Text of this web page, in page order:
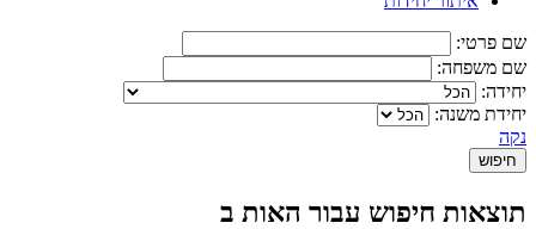
שם פרטי:
שם משפחה:
יחידה:
יחידת משנה:
נקה
תוצאות חיפוש עבור האות ב